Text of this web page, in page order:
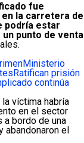
fue
la carretera de
podría estar
punto de venta
Ministerio
Ratifican prisión
continúa
víctima habría
en el sector
a bordo de una
el